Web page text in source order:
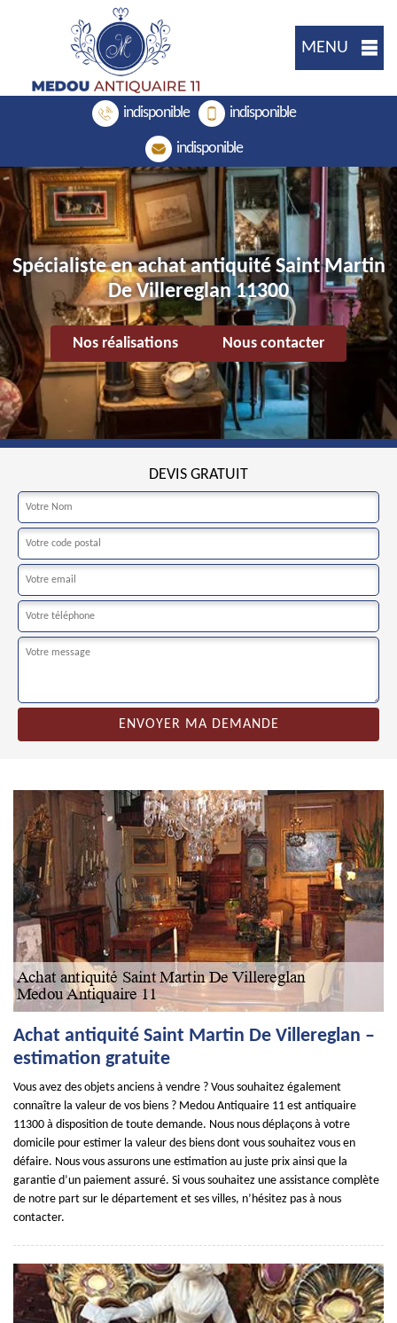
MENU
indisponible indisponible
indisponible
Spécialiste en achat antiquité Saint Martin
De Villereglan 11300
Nos réalisations Nous contacter
DEVIS GRATUIT
Achat antiquité Saint Martin De Villereglan –
estimation gratuite
Vous avez des objets anciens à vendre ? Vous souhaitez également
connaître la valeur de vos biens ? Medou Antiquaire 11 est antiquaire
11300 à disposition de toute demande. Nous nous déplaçons à votre
domicile pour estimer la valeur des biens dont vous souhaitez vous en
défaire. Nous vous assurons une estimation au juste prix ainsi que la
garantie d’un paiement assuré. Si vous souhaitez une assistance complète
de notre part sur le département et ses villes, n’hésitez pas à nous
contacter.